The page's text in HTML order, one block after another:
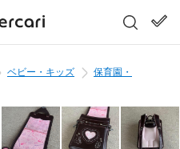
ベビー・キッズ
保育園・